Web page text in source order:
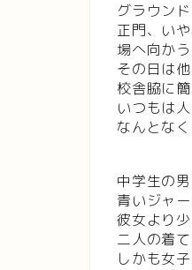
グラウン
正門、い
場へ向かう
その日は
校舎脇に
いつもは
なんとな
中学生の
青いジャ
彼女より
二人の着
しかも女